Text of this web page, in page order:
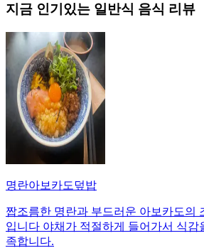
지금 인기있는 일반식 음식 리뷰
명란아보카도덮밥
짭조름한 명란과 부드러운 아보카도의
입니다 야채가 적절하게 들어가서 식감
족합니다.